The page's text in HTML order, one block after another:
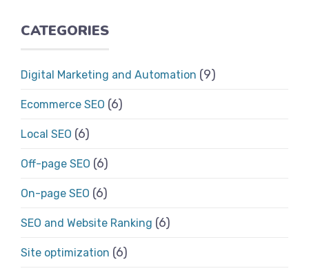
CATEGORIES
Digital Marketing and Automation (9)
Ecommerce SEO (6)
Local SEO (6)
Off-page SEO (6)
On-page SEO (6)
SEO and Website Ranking (6)
Site optimization (6)